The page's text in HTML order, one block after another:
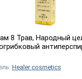
8 Трав, Народный
Healer cosmetics